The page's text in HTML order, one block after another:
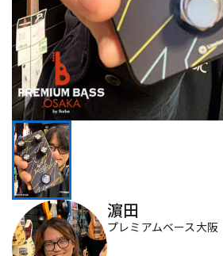
アンプ
DJ機器
DTM オンライン納品
配信/ライブ機器
中古
濵田
プレミアムベース大阪